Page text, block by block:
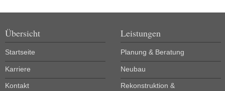
Übersicht
Startseite
Karriere
Kontakt
Leistungen
Planung & Beratung
Neubau
Rekonstruktion &